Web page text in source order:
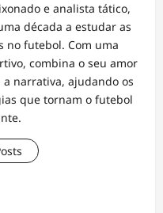
e analista tático,
década a estudar as
no futebol. Com uma
combina o seu amor
narrativa, ajudando os
que tornam o futebol